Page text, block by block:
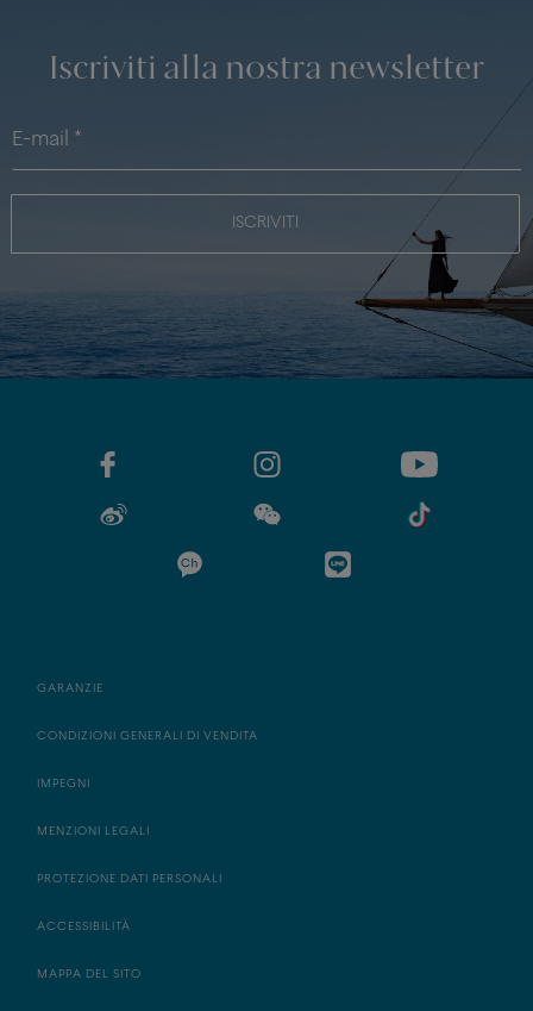
Iscriviti alla nostra newsletter
ISCRIVITI
GARANZIE
CONDIZIONI GENERALI DI VENDITA
IMPEGNI
MENZIONI LEGALI
PROTEZIONE DATI PERSONALI
ACCESSIBILITÀ
MAPPA DEL SITO